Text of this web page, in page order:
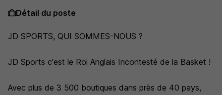
Détail du poste
JD SPORTS, QUI SOMMES-NOUS ?
JD Sports c'est le Roi Anglais Incontesté de la Basket !
Avec plus de 3 500 boutiques dans près de 40 pays,